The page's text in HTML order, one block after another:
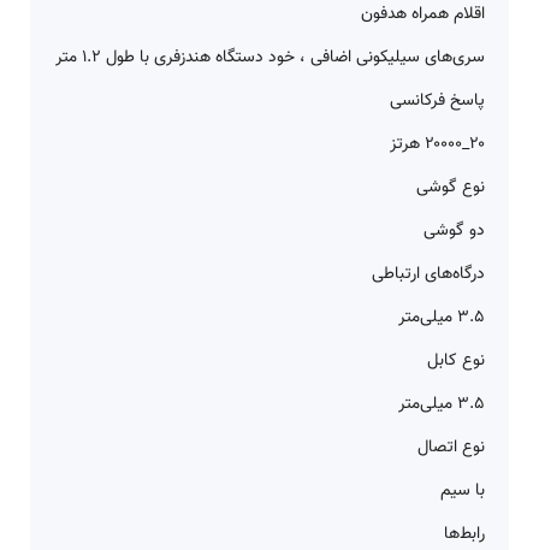
اقلام همراه هدفون
سری‌های سیلیکونی اضافی ، خود دستگاه هندزفری با طول ۱.۲ متر
پاسخ فرکانسی
۲۰_۲۰۰۰۰ هرتز
نوع گوشی
دو گوشی
درگاه‌های ارتباطی
۳.۵ میلی‌متر
نوع کابل
۳.۵ میلی‌متر
نوع اتصال
با سیم
رابط‌ها